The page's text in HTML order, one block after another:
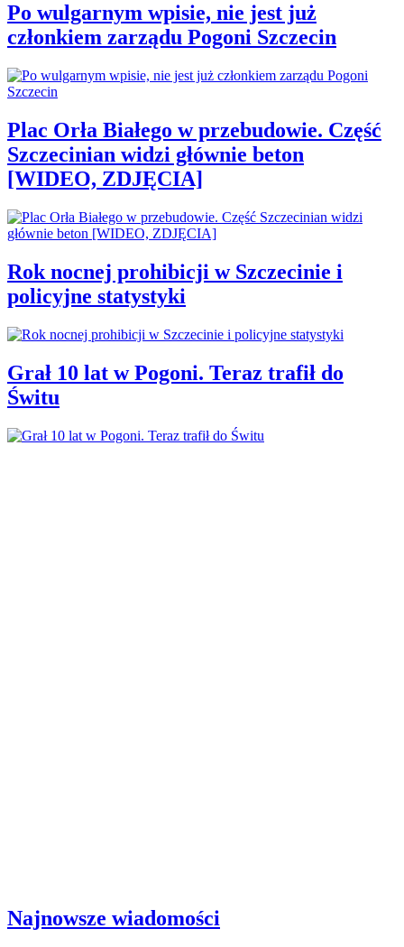
Po wulgarnym wpisie, nie jest już
członkiem zarządu Pogoni Szczecin
Plac Orła Białego w przebudowie. Część
Szczecinian widzi głównie beton
[WIDEO, ZDJĘCIA]
Rok nocnej prohibicji w Szczecinie i
policyjne statystyki
Grał 10 lat w Pogoni. Teraz trafił do
Świtu
Najnowsze wiadomości